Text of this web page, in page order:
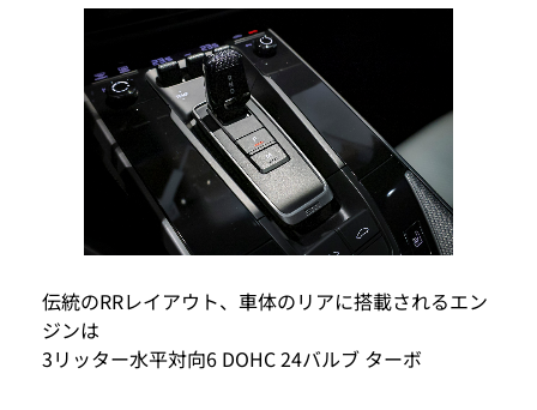
伝統のRRレイアウト、車体のリアに搭載されるエン
ジンは
3リッター水平対向6 DOHC 24バルブ ターボ